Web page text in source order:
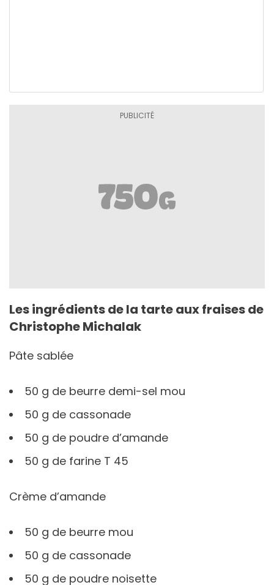
Les ingrédients de la tarte aux fraises de
Christophe Michalak
Pâte sablée
50 g de beurre demi-sel mou
50 g de cassonade
50 g de poudre d’amande
50 g de farine T 45
Crème d’amande
50 g de beurre mou
50 g de cassonade
50 g de poudre noisette